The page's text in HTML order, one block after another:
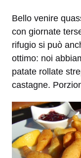
Bello venire
con giornate
rifugio si può
ottimo: noi
patate rollate
castagne.